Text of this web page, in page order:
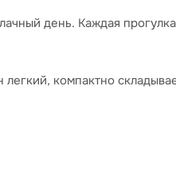
день. Каждая
компактно